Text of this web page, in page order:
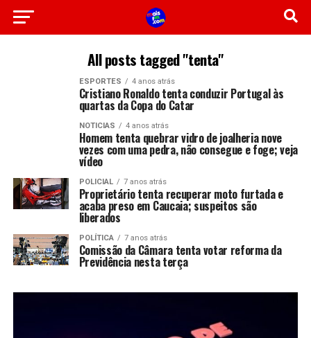
All posts tagged "tenta"
ESPORTES 4 anos atrás
Cristiano Ronaldo tenta conduzir Portugal às
quartas da Copa do Catar
NOTICIAS 4 anos atrás
Homem tenta quebrar vidro de joalheria nove
vezes com uma pedra, não consegue e foge; veja
vídeo
POLICIAL 7 anos atrás
Proprietário tenta recuperar moto furtada e
acaba preso em Caucaia; suspeitos são
liberados
POLÍTICA 7 anos atrás
Comissão da Câmara tenta votar reforma da
Previdência nesta terça